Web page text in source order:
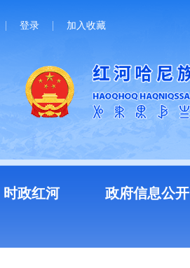
登录 加入收藏
时政红河 政府信息公开